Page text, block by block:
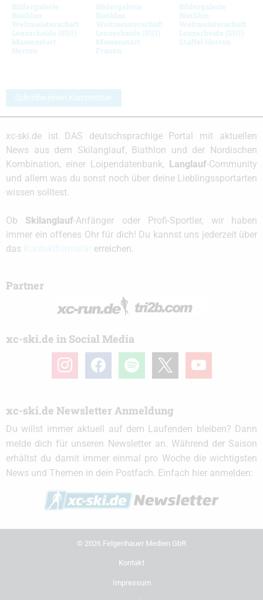
Bildergalerie
Biathlon
Weltmeisterschaft
Lenzerheide (SUI)
Massenstart
Herren
Bildergalerie
Biathlon
Weltmeisterschaft
Lenzerheide (SUI)
Massenstart
Frauen
Bildergalerie
Biathlon
Weltmeisterschaft
Lenzerheide (SUI)
Staffel Herren
Schreibe einen Kommentar
xc-ski.de ist DAS deutschsprachige Portal mit aktuellen
News aus dem Skilanglauf, Biathlon und der Nordischen
Kombination, einer Loipendatenbank,
Langlauf-Community
und allem was du sonst noch über deine Lieblingssportarten
wissen solltest.
Ob Skilanglauf-Anfänger oder Profi-Sportler, wir haben
immer ein offenes Ohr für dich! Du kannst uns jederzeit über
das
erreichen.
Partner
xc-ski.de in Social Media
instagramfacebook spotify youtube
xc-ski.de Newsletter Anmeldung
Du willst immer aktuell auf dem Laufenden bleiben? Dann
melde dich für unseren Newsletter an. Während der Saison
erhältst du damit immer einmal pro Woche die wichtigsten
News und Themen in dein Postfach. Einfach hier anmelden:
© 2026 Felgenhauer Medien GbR
Kontakt
Impressum